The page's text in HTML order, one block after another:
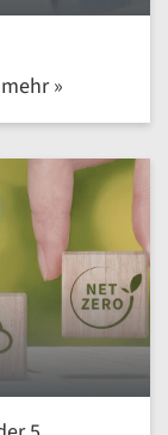
Existenzgründende (Lüdinghausen) | mehr »